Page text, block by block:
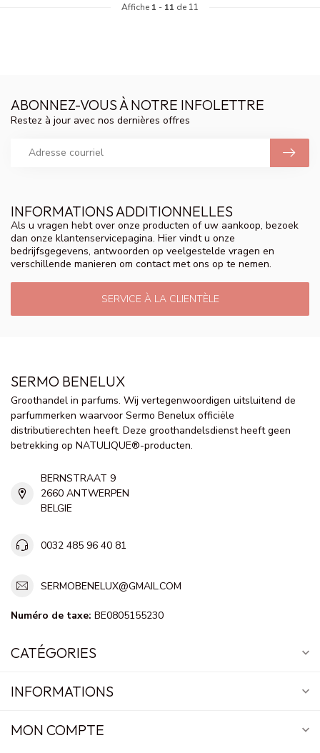
Affiche 1 - 11 de 11
INFORMATIONS ADDITIONNELLES
Als u vragen hebt over onze producten of uw aankoop, bezoek
dan onze klantenservicepagina. Hier vindt u onze
bedrijfsgegevens, antwoorden op veelgestelde vragen en
verschillende manieren om contact met ons op te nemen.
SERVICE À LA CLIENTÈLE
ABONNEZ-VOUS À NOTRE INFOLETTRE
Restez à jour avec nos dernières offres
SERMO BENELUX
Groothandel in parfums. Wij vertegenwoordigen uitsluitend de
parfummerken waarvoor Sermo Benelux officiële
distributierechten heeft. Deze groothandelsdienst heeft geen
betrekking op NATULIQUE®-producten.
BERNSTRAAT 9
2660 ANTWERPEN
BELGIE
0032 485 96 40 81
SERMOBENELUX@GMAIL.COM
Numéro de taxe: BE0805155230
CATÉGORIES
INFORMATIONS
MON COMPTE